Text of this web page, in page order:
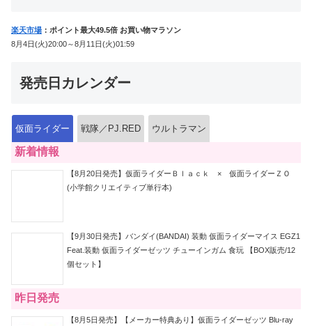
楽天市場 ：ポイント最大49.5倍 お買い物マラソン
8月4日(火)20:00～8月11日(火)01:59
発売日カレンダー
仮面ライダー 戦隊／PJ.RED ウルトラマン
新着情報
【8月20日発売】仮面ライダーＢｌａｃｋ × 仮面ライダーＺＯ
(小学館クリエイティブ単行本)
【9月30日発売】バンダイ(BANDAI) 装動 仮面ライダーマイス EGZ1
Feat.装動 仮面ライダーゼッツ チューインガム 食玩 【BOX販売/12
個セット】
昨日発売
【8月5日発売】【メーカー特典あり】仮面ライダーゼッツ Blu-ray